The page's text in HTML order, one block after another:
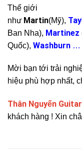
Thế giới
như Martin(Mỹ),
Ban Nha), Martinez
Quốc), Washburn …
Mời bạn tới trải
hiệu phù hợp nhất,
Thân Nguyến Guitar
khách hàng ! Xin